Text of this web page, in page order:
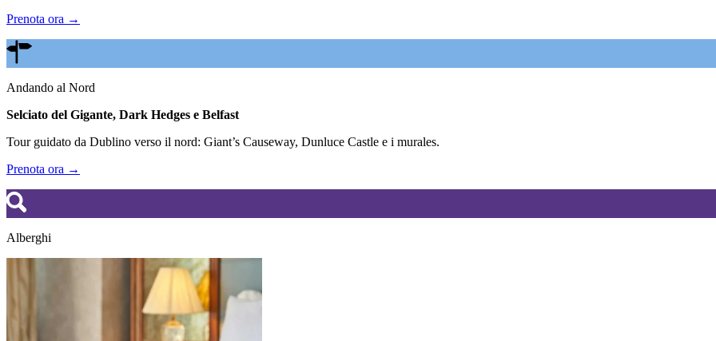
Prenota ora →
Andando al Nord
Selciato del Gigante, Dark Hedges e Belfast
Tour guidato da Dublino verso il nord: Giant’s Causeway, Dunluce Castle e i murales.
Prenota ora →
Alberghi